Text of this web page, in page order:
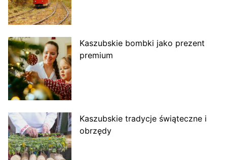
Kaszubskie bombki jako prezent
premium
Kaszubskie tradycje świąteczne i
obrzędy